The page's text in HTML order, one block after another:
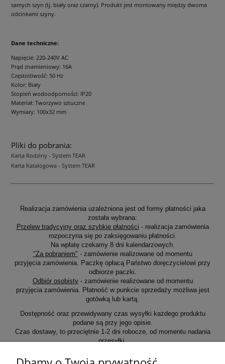
samych szyn (tj. biały oraz czarny). Produkt jest montowany między dwoma
odcinkami szyny.
Dane techniczne:
Napięcie: 220-240V AC
Prąd znamieniowy: 16A
Częstotliwość: 50 Hz
Kolor: Biały
Stopień wodoodporności: IP20
Materiał: Tworzywo sztuczne
Wymiary: 100x32 mm
Pliki do pobrania:
Karta Rodziny - System TEAR
Karta Katalogowa - System TEAR
Realizacja zamówienia uzależniona jest od formy płatności jaka
została wybrana:
Przelew tradycyjny oraz szybkie płatności - realizacja zamówienia
rozpoczyna się po zaksięgowaniu płatności.
Na wpłatę czekamy 8 dni kalendarzowych.
"Za pobraniem" - zamówienie realizowane od momentu
przyjęcia zamówienia. Paczkę opłacą Państwo doręczycielowi przy
odbiorze paczki.
Odbiór osobisty- zamówienie realizowane od momentu
przyjęcia zamówienia. Płatność w punkcie sprzedaży możliwa jest
gotówką lub kartą.
Dostępność oraz przewidywany czas wysyłki każdego produktu
podane są przy jego opisie.
Czas dostawy, to przeciętnie 1-2 dni robocze, od momentu nadania
przesyłki.